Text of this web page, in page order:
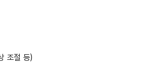
조절 등)